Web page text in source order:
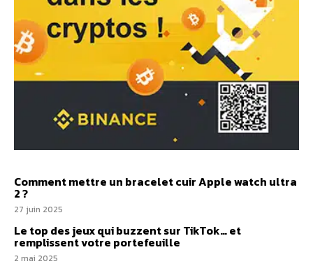
Comment mettre un bracelet cuir Apple watch ultra
2 ?
27 juin 2025
Le top des jeux qui buzzent sur TikTok… et
remplissent votre portefeuille
2 mai 2025